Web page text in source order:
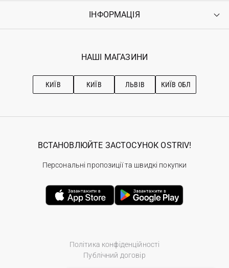
Повернення
Гарантія
Увійти
Ostriv Club+
ІНФОРМАЦІЯ
Наші магазини
Рекомендації з догляду
НАШІ МАГАЗИНИ
КИЇВ КИЇВ ЛЬВІВ КИЇВ ОБЛ
Політика конфіденційності
Публічний договір
ВСТАНОВЛЮЙТЕ ЗАСТОСУНОК OSTRIV!
Персональні пропозиції та швидкі покупки